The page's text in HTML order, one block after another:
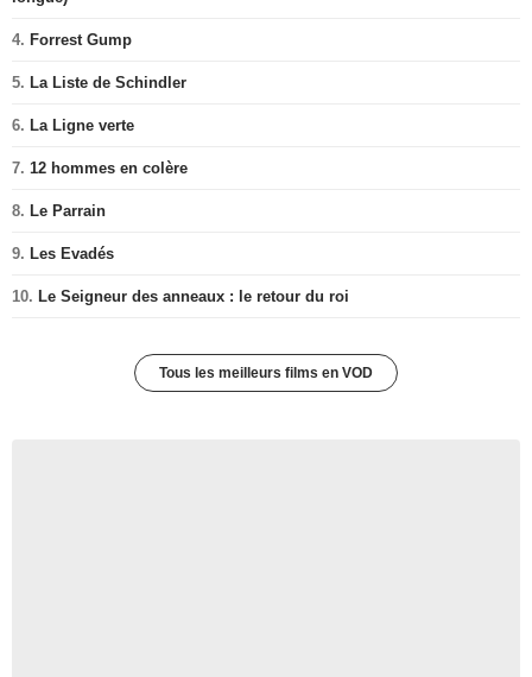
4. Forrest Gump
5. La Liste de Schindler
6. La Ligne verte
7. 12 hommes en colère
8. Le Parrain
9. Les Evadés
10. Le Seigneur des anneaux : le retour du roi
Tous les meilleurs films en VOD